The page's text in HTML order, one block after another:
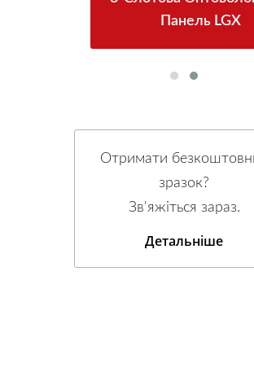
Панель LGX
Отримати
зразок?
Зв'яжіться зараз.
Детальніше